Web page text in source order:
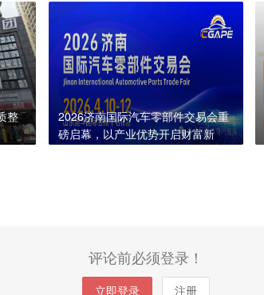
整
2026济南国际汽车零部件交易会重
磅启幕，以产业优势开启财富新
评论前必须登录！
立即登录 注册